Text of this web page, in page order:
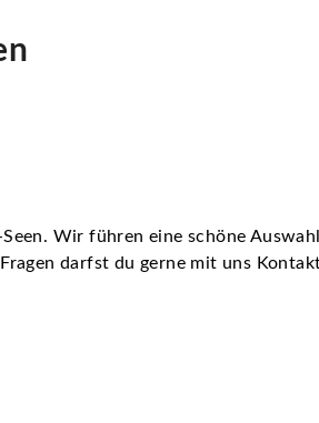
Wir führen eine schöne
darfst du gerne mit uns